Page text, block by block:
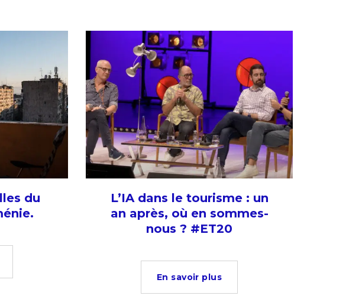
du
L’IA dans le tourisme : un
an après, où en sommes-
nous ? #ET20
En savoir plus